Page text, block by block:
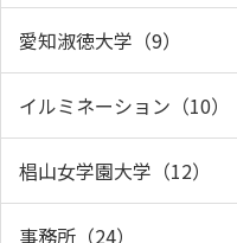
愛知淑徳大学（9）
イルミネーション（10）
椙山女学園大学（12）
事務所（24）